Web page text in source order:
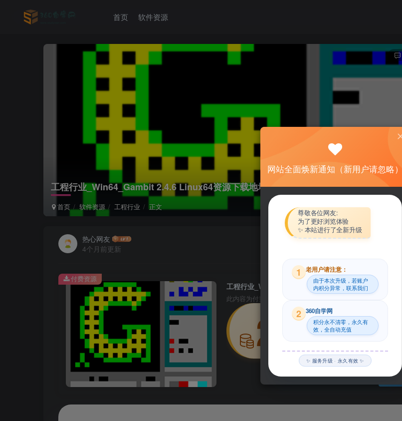
首页 软件资源
工程行业_Win64_Gambit 2.4.6 Linux64资源下载地址_百度网盘迅雷BT
首页 软件资源 工程行业 正文
热心网友
4个月前更新
此内容为付费资源，请付费后查看
29
付费资源
网站全面焕新通知（新用户请忽略）
尊敬各位网友:
为了更好浏览体验
✨ 本站进行了全新升级
1 老用户请注意：
由于本次升级，若账户
内积分异常，联系我们
2 360自学网
积分永不清零，永久有
效，全自动充值
✨ 服务升级 · 永久有效 ✨